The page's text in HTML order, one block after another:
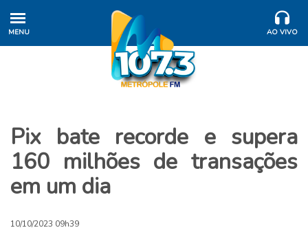
MENU AO VIVO
Pix bate recorde e supera
160 milhões de transações
em um dia
10/10/2023 09h39